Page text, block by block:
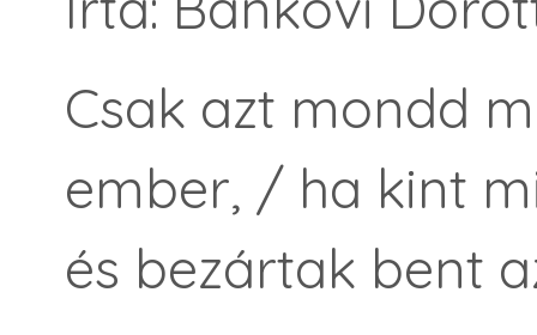
Csak azt mondd
ember, / ha kint
és bezártak bent